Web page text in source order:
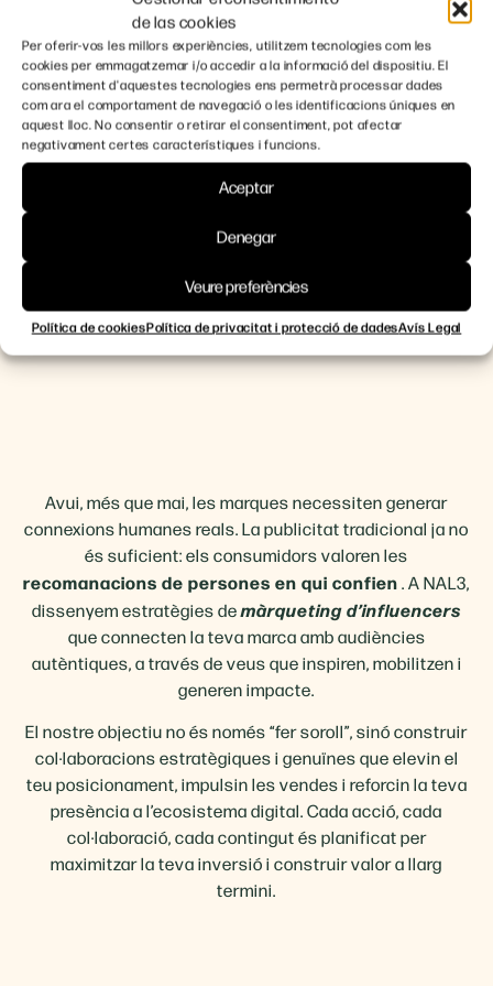
de las cookies
Per oferir-vos les millors experiències, utilitzem tecnologies com les
cookies per emmagatzemar i/o accedir a la informació del dispositiu. El
consentiment d'aquestes tecnologies ens permetrà processar dades
com ara el comportament de navegació o les identificacions úniques en
aquest lloc. No consentir o retirar el consentiment, pot afectar
negativament certes característiques i funcions.
Aceptar
Denegar
Veure preferències
Política de cookiesPolítica de privacitat i protecció de dadesAvís Legal
Avui, més que mai, les marques necessiten generar
connexions humanes reals. La publicitat tradicional ja no
és suficient: els consumidors valoren les
recomanacions de persones en qui confien. A NAL3,
dissenyem estratègies demàrqueting d’influencers
que connecten la teva marca amb audiències
autèntiques, a través de veus que inspiren, mobilitzen i
generen impacte.
El nostre objectiu no és només “fer soroll”, sinó construir
col·laboracions estratègiques i genuïnes que elevin el
teu posicionament, impulsin les vendes i reforcin la teva
presència a l’ecosistema digital. Cada acció, cada
col·laboració, cada contingut és planificat per
maximitzar la teva inversió i construir valor a llarg
termini.